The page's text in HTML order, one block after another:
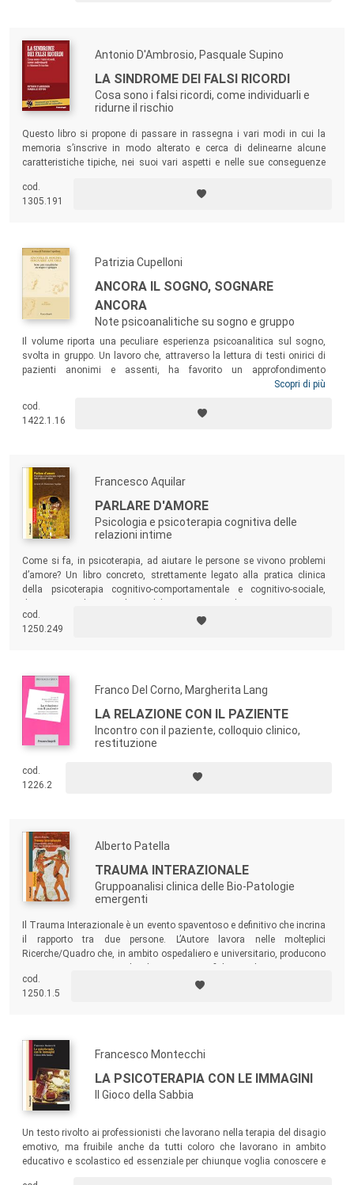
Antonio D'Ambrosio, Pasquale Supino
LA SINDROME DEI FALSI RICORDI
Cosa sono i falsi ricordi, come individuarli e
ridurne il rischio
Questo libro si propone di passare in rassegna i vari modi in cui la
memoria s’inscrive in modo alterato e cerca di delinearne alcune
caratteristiche tipiche, nei suoi vari aspetti e nelle sue conseguenze
cod.
1305.191
Patrizia Cupelloni
ANCORA IL SOGNO, SOGNARE
ANCORA
Note psicoanalitiche su sogno e gruppo
Il volume riporta una peculiare esperienza psicoanalitica sul sogno,
svolta in gruppo. Un lavoro che, attraverso la lettura di testi onirici di
pazienti anonimi e assenti, ha favorito un approfondimento
dell’esperienza del sognare. Un libro che può interessare sia coloro che
lettori che amano entrare in contatto con gli aspetti inconsci della
psiche umana, di cui l’attività onirica è l’espressione più profonda.
Scopri di più
cod.
1422.1.16
Francesco Aquilar
PARLARE D'AMORE
Psicologia e psicoterapia cognitiva delle
relazioni intime
Come si fa, in psicoterapia, ad aiutare le persone se vivono problemi
d’amore? Un libro concreto, strettamente legato alla pratica clinica
della psicoterapia cognitivo-comportamentale e cognitivo-sociale,
formazione. Ma anche un testo per tutte le persone di cultura
interessate alla psicologia dell’amore e alla psicoterapia delle relazioni
cod.
1250.249
Franco Del Corno, Margherita Lang
LA RELAZIONE CON IL PAZIENTE
Incontro con il paziente, colloquio clinico,
restituzione
cod.
1226.2
Alberto Patella
TRAUMA INTERAZIONALE
Gruppoanalisi clinica delle Bio-Patologie
emergenti
Il Trauma Interazionale è un evento spaventoso e definitivo che incrina
il rapporto tra due persone. L’Autore lavora nelle molteplici
Ricerche/Quadro che, in ambito ospedaliero e universitario, producono
nell’operatività terapeutica e diagnostica. Nel libro, in particolare,
vengono analizzate tre importanti Bio-Patologie: fibromialgia, artrite
cod.
1250.1.5
Francesco Montecchi
LA PSICOTERAPIA CON LE IMMAGINI
Il Gioco della Sabbia
Un testo rivolto ai professionisti che lavorano nella terapia del disagio
emotivo, ma fruibile anche da tutti coloro che lavorano in ambito
educativo e scolastico ed essenziale per chiunque voglia conoscere e